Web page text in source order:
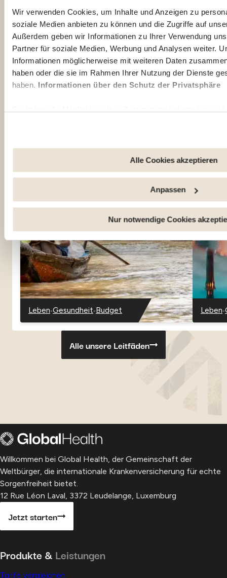
Wir verwenden Cookies, um Inhalte und Anzeigen zu
soziale Medien anbieten zu können und die Zugriffe auf
Außerdem geben wir Informationen zu Ihrer Verwendung
Partner für soziale Medien, Werbung und Analysen weiter.
Informationen möglicherweise mit weiteren Daten
haben oder die sie im Rahmen Ihrer Nutzung der Dienste
haben. Informationen über den Schutz der Privatsphäre
dieser Website möglicherweise nicht mehr normal
verwendet, um : Ihre Nutzererfahrung zu verbessern,
der Besucher verfolgen und verstehen, wie Sie auf unsere
Personalisierte Angebote und Dienstleistungen bereitstellen
Informationen mit den verwendeten sozialen Netzwerken zu
Möglichkeit zu geben, Inhalte anzuzeigen, die auf einer
Alle Cookies akzeptieren
Anpassen
Nur notwendige Cookies
Auslandsaufenthalt vorzubereiten, Sie sind neugierig auf das
Leben in einem bestimmten Land oder suchen nach
Inspiration für Ihre nächste Auslandsreise? Unsere Expat-
Ratgeber helfen Ihnen gerne weiter. Entdecken Sie einige der
beliebtesten Reiseziele unserer Mitglieder:
Vietnam
Leben
-
Vietnam
-Gesundheit
-
Vietnam
-Budget
-
Vietnam
Leben
-
Oman
-
Alle unsere Leitfäden
Willkommen bei Global Health, der Gemeinschaft der
Weltbürger, die internationale Krankenversicherung für echte
Sorgenfreiheit bietet.
12 Rue Léon Laval, 3372 Leudelange, Luxemburg
Jetzt starten
Produkte & Leistungen
Tarife vergleichen